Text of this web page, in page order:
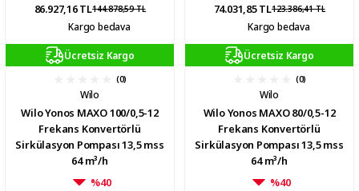
86.927,16 TL144.878,59 TL
Kargo bedava
74.031,85 TL123.386,41 TL
Kargo bedava
Ücretsiz Kargo
(0)
Wilo
Wilo Yonos MAXO 100/0,5-12
Frekans Konvertörlü
Sirkülasyon Pompası 13,5 mss
64 m³/h
%40
Ücretsiz Kargo
(0)
Wilo
Wilo Yonos MAXO 80/0,5-12
Frekans Konvertörlü
Sirkülasyon Pompası 13,5 mss
64 m³/h
%40